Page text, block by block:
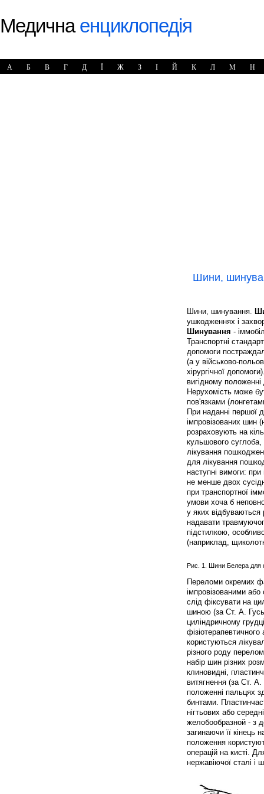
Медичнаенциклопедія
А Б В Г Д Ї Ж З І Й К Л М Н
Шини,
Шини, шинування.
ушкодженнях і
Шинування -
Транспортні
допомоги
(а у військово-
хірургічної
вигідному положенні
Нерухомість може
пов'язками
При наданні першої
імпровізованих шин
розраховують на
кульшового суглоба,
лікування
для лікування
наступні вимоги:
не менше двох
при транспортної
умови хоча б
у яких
надавати
підстилкою,
(наприклад,
Рис. 1. Шини Белера для
Переломи окремих
імпровізованими
слід фіксувати на
шиною (за Ст. А.
циліндричному
користуються
різного роду
набір шин різних
клиновидні,
витягнення (за Ст.
положенні пальцях
бинтами.
нігтьових або
желобообразной - з
загинаючи її кінець
положення
операцій на кисті.
нержавіючої сталі